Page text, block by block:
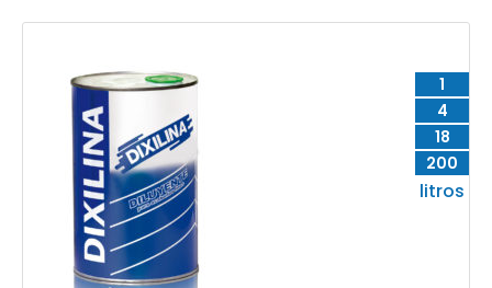
1
4
18
200
litros